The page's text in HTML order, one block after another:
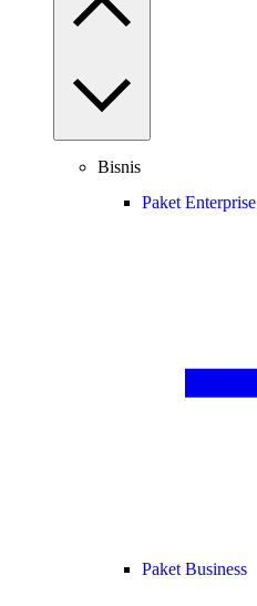
Bisnis
Paket Enterprise
Paket Business